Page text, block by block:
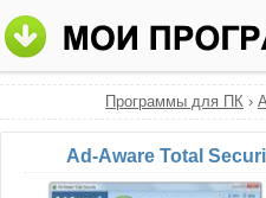
Программы для ПК ›
Ad-Aware Total